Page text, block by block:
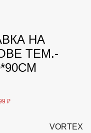
И
НА
ТЕМ.-
₽
VORTEX